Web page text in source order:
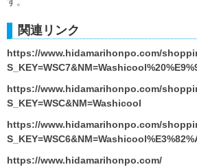
関連リンク
https://www.hidamarihonpo.com/
https://www.hidamarihonpo.com/
S_KEY=WSC&NM=Washicool
https://www.hidamarihonpo.com/
https://www.hidamarihonpo.com/